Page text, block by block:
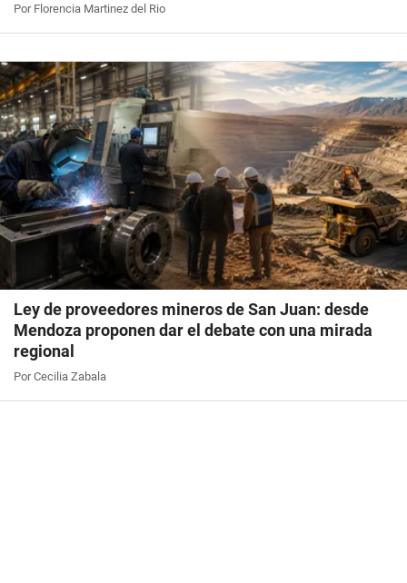
Por Florencia Martinez del Rio
Ley de proveedores mineros de San Juan: desde
Mendoza proponen dar el debate con una mirada
regional
Por Cecilia Zabala